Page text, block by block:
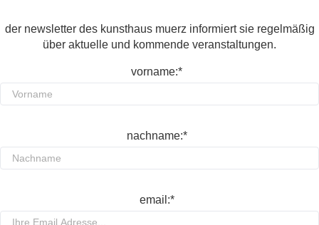
der newsletter des kunsthaus muerz informiert sie regelmäßig
über aktuelle und kommende veranstaltungen.
vorname:*
nachname:*
email:*